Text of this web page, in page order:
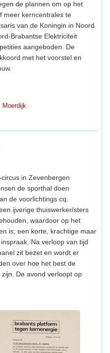
de plannen om op het
meer kerncentrales te
van de Koningin in Noord
Brabantse Elektriciteit
aangeboden. De
met het voorstel en
Moerdijk
in Zevenbergen
de sporthal doen
de voorlichtings cq.
ijverige thuiswerker/sters
waardoor op het
is; een korte, krachtige maar
Na verloop van tijd
zit bezet en wordt er
over hoe het best de
De avond verloopt op